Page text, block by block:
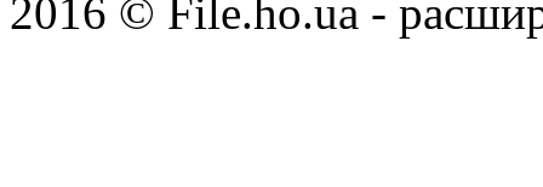
2016 © File.ho.ua -